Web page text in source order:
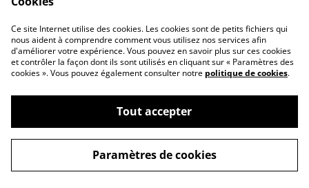
Politique de
confidentialité
Politique Cookies
©2026Le Repaire des Pin-up
powered by
Ce site Internet utilise des cookies. Les cookies sont de petits fichiers qui
nous aident à comprendre comment vous utilisez nos services afin
d'améliorer votre expérience. Vous pouvez en savoir plus sur ces cookies
et contrôler la façon dont ils sont utilisés en cliquant sur « Paramètres des
cookies ». Vous pouvez également consulter notre politique de cookies.
Tout accepter
Paramètres de cookies